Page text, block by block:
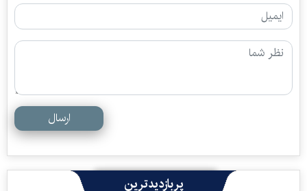
ارسال
پربازدیدترین